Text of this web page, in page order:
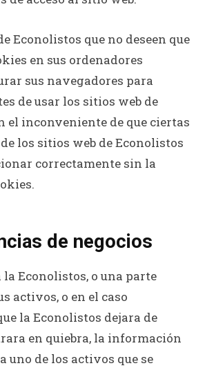
Econolistos que no deseen que
en sus ordenadores
sus navegadores para
de usar los sitios web de
el inconveniente de que ciertas
los sitios web de Econolistos
correctamente sin la
de negocios
Econolistos, o una parte
activos, o en el caso
la Econolistos dejara de
en quiebra, la información
uno de los activos que se